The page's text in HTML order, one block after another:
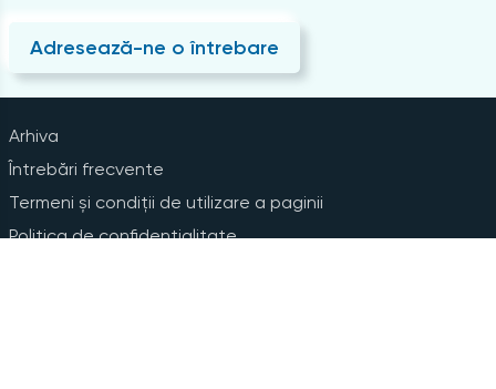
Adresează-ne o întrebare
Arhiva
Întrebări frecvente
Termeni și condiții de utilizare a paginii
Politica de confidențialitate